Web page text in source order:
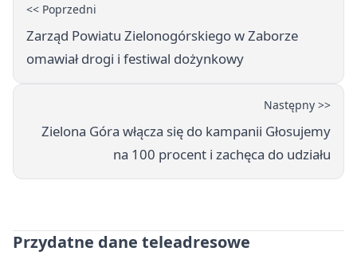
<< Poprzedni
Zarząd Powiatu Zielonogórskiego w Zaborze
omawiał drogi i festiwal dożynkowy
Następny >>
Zielona Góra włącza się do kampanii Głosujemy
na 100 procent i zachęca do udziału
Przydatne dane teleadresowe